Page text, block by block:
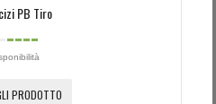
PB Tiro
PRODOTTO